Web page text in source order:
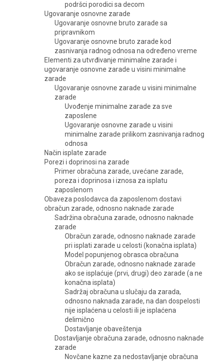
podršci porodici sa decom
Ugovaranje osnovne zarade
Ugovaranje osnovne bruto zarade sa
pripravnikom
Ugovaranje osnovne bruto zarade kod
zasnivanja radnog odnosa na određeno vreme
Elementi za utvrđivanje minimalne zarade i
ugovaranje osnovne zarade u visini minimalne
zarade
Ugovaranje osnovne zarade u visini minimalne
zarade
Uvođenje minimalne zarade za sve
zaposlene
Ugovaranje osnovne zarade u visini
minimalne zarade prilikom zasnivanja radnog
odnosa
Način isplate zarade
Porezi i doprinosi na zarade
Primer obračuna zarade, uvećane zarade,
poreza i doprinosa i iznosa za isplatu
zaposlenom
Obaveza poslodavca da zaposlenom dostavi
obračun zarade, odnosno naknade zarade
Sadržina obračuna zarade, odnosno naknade
zarade
Obračun zarade, odnosno naknade zarade
pri isplati zarade u celosti (konačna isplata)
Model popunjenog obrasca obračuna
Obračun zarade, odnosno naknade zarade
ako se isplaćuje (prvi, drugi) deo zarade (a ne
konačna isplata)
Sadržaj obračuna u slučaju da zarada,
odnosno naknada zarade, na dan dospelosti
nije isplaćena u celosti ili je isplaćena
delimično
Dostavljanje obaveštenja
Dostavljanje obračuna zarade, odnosno naknade
zarade
Novčane kazne za nedostavljanje obračuna